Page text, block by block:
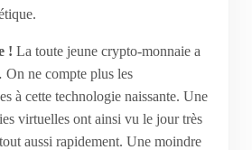
! La toute jeune crypto-monnaie a
ne compte plus les
à cette technologie naissante. Une
virtuelles ont ainsi vu le jour très
aussi rapidement. Une moindre